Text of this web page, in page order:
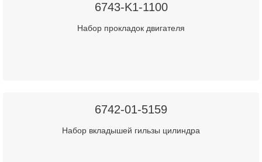
6743-K1-1100
Набор прокладок двигателя
6742-01-5159
Набор вкладышей гильзы цилиндра